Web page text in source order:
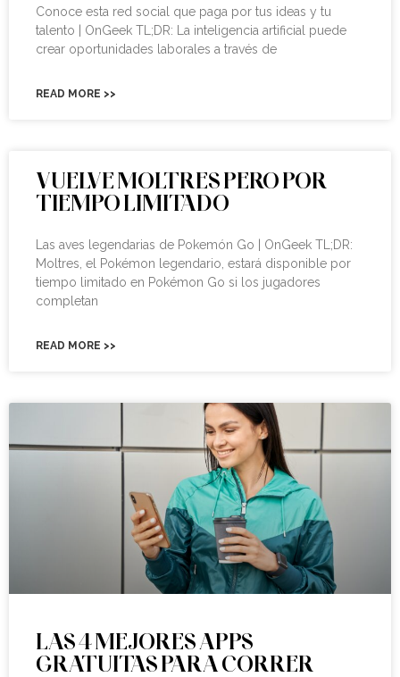
Conoce esta red social que paga por tus ideas y tu
talento | OnGeek TL;DR: La inteligencia artificial puede
crear oportunidades laborales a través de
READ MORE >>
VUELVE MOLTRES PERO POR
TIEMPO LIMITADO
Las aves legendarias de Pokemón Go | OnGeek TL;DR:
Moltres, el Pokémon legendario, estará disponible por
tiempo limitado en Pokémon Go si los jugadores
completan
READ MORE >>
LAS 4 MEJORES APPS
GRATUITAS PARA CORRER